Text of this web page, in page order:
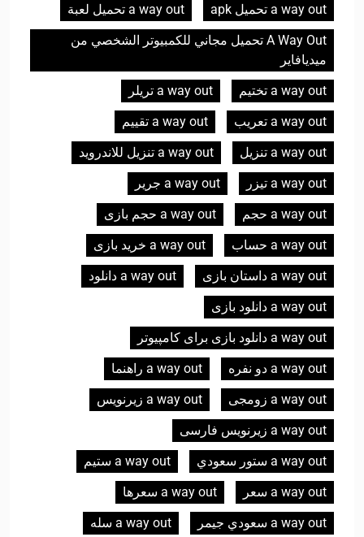
a way out تحميل apk
a way out تحميل لعبة
A Way Out تحميل مجاني للكمبيوتر الشخصي من
ميديافاير
a way out تختيم
a way out تریلر
a way out تعريب
a way out تقييم
a way out تنزيل
a way out تنزيل للاندرويد
a way out تیزر
a way out جرير
a way out حجم
a way out حجم بازی
a way out حساب
a way out خرید بازی
a way out داستان بازی
a way out دانلود
a way out دانلود بازی
a way out دانلود بازی برای کامپیوتر
a way out دو نفره
a way out راهنما
a way out زومجی
a way out زیرنویس
a way out زیرنویس فارسی
a way out ستور سعودي
a way out ستيم
a way out سعر
a way out سعرها
a way out سعودي جيمر
a way out سله